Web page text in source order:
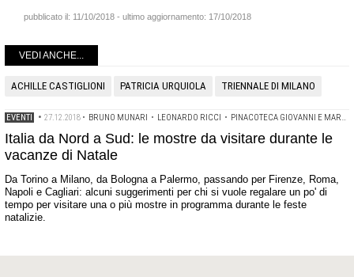
pubblicato il: 11/10/2018 - ultimo aggiornamento: 17/10/2018
VEDI ANCHE...
ACHILLE CASTIGLIONI PATRICIA URQUIOLA TRIENNALE DI MILANO
EVENTI • 27.12.2018 • BRUNO MUNARI • LEONARDO RICCI • PINACOTECA GIOVANNI E MARELLA AGNELLI
Italia da Nord a Sud: le mostre da visitare durante le
vacanze di Natale
Da Torino a Milano, da Bologna a Palermo, passando per Firenze, Roma,
Napoli e Cagliari: alcuni suggerimenti per chi si vuole regalare un po' di
tempo per visitare una o più mostre in programma durante le feste
natalizie.